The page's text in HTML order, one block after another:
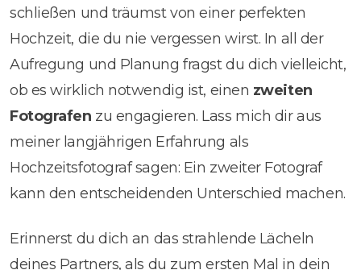
schließen und träumst von einer perfekten
Hochzeit, die du nie vergessen wirst. In all der
Aufregung und Planung fragst du dich vielleicht,
ob es wirklich notwendig ist, einen zweiten
Fotografen zu engagieren. Lass mich dir aus
meiner langjährigen Erfahrung als
Hochzeitsfotograf sagen: Ein zweiter Fotograf
kann den entscheidenden Unterschied machen.
Erinnerst du dich an das strahlende Lächeln
deines Partners, als du zum ersten Mal in dein